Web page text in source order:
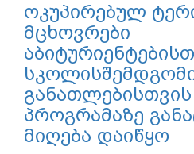
ოკუპირებულ
მცხოვრები
პროგრამაზე
მიღება დაიწყო